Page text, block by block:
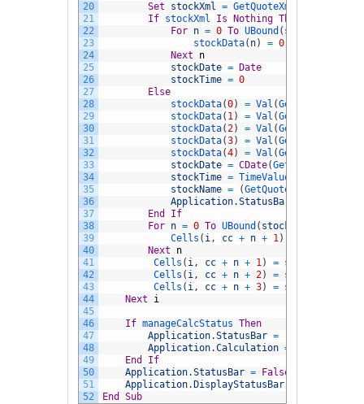
20
21
22
23
24
25
26
27
28
29
30
31
32
33
34
35
36
37
38
39
40
41
42
43
44
45
46
47
48
49
50
51
52
Set
stockXml = GetQuoteXmlFromWeb
If stockXml Is Nothing Then
For n = 0 To UBound ( stockData
stockData( n) = 0
Next
n
stockDate =
Date
stockTime = 0
Else
stockData(0) = Val (GetQuoteFromXml
stockData( 1) = Val (GetQuoteFromXml
stockData(2) = Val (GetQuoteFromXml
stockData(3) = Val (GetQuoteFromXml
stockData(4) = Val (GetQuoteFromXml
stockDate = CDate(GetQuoteFromXml
stockTime = TimeValue
stockName = (GetQuoteFromXml
Application.StatusBar
End
If
For n = 0 To UBound ( stockData
Cells ( i, cc + n + 1)
Next
n
Cells ( i, cc + n + 1) = stockDate
Cells ( i, cc + n + 2) = stockTime
Cells ( i, cc + n + 3) = stockName
Next
i
If manageCalcStatus Then
Application.StatusBar =
Application.Calculation =
End
If
Application.StatusBar =
False
Application. DisplayStatusBar
End
Sub